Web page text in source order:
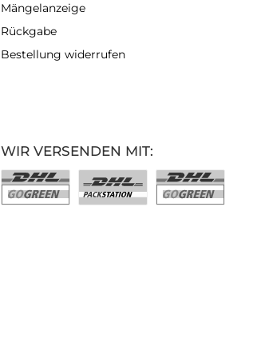
Mängelanzeige
Rückgabe
Bestellung widerrufen
WIR VERSENDEN MIT: